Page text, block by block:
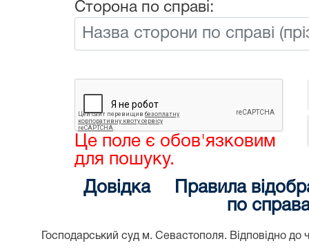
Сторона по справі:
Це поле є обов'язковим
для пошуку.
Довідка
Правила
по
Господарський суд м. Севастополя. Відповідно до